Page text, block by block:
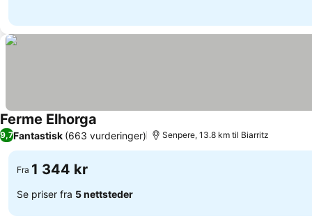
Ferme Elhorga
9,7Fantastisk (663 vurderinger) Senpere, 13.8 km til Biarritz
Fra 1 344 kr
Se priser fra 5 nettsteder